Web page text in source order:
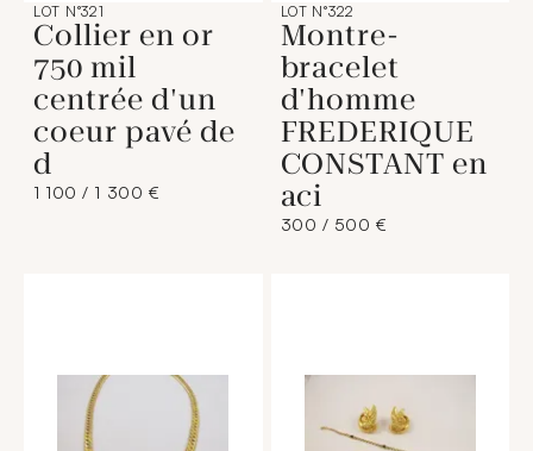
LOT N°321
Collier en or
750 mil
centrée d'un
coeur pavé de
d
1 100 / 1 300 €
LOT N°322
Montre-
bracelet
d'homme
FREDERIQUE
CONSTANT en
aci
300 / 500 €